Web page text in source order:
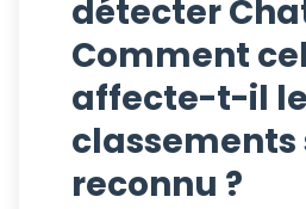
détecter
Comment
affecte-t-il
classements
reconnu ?